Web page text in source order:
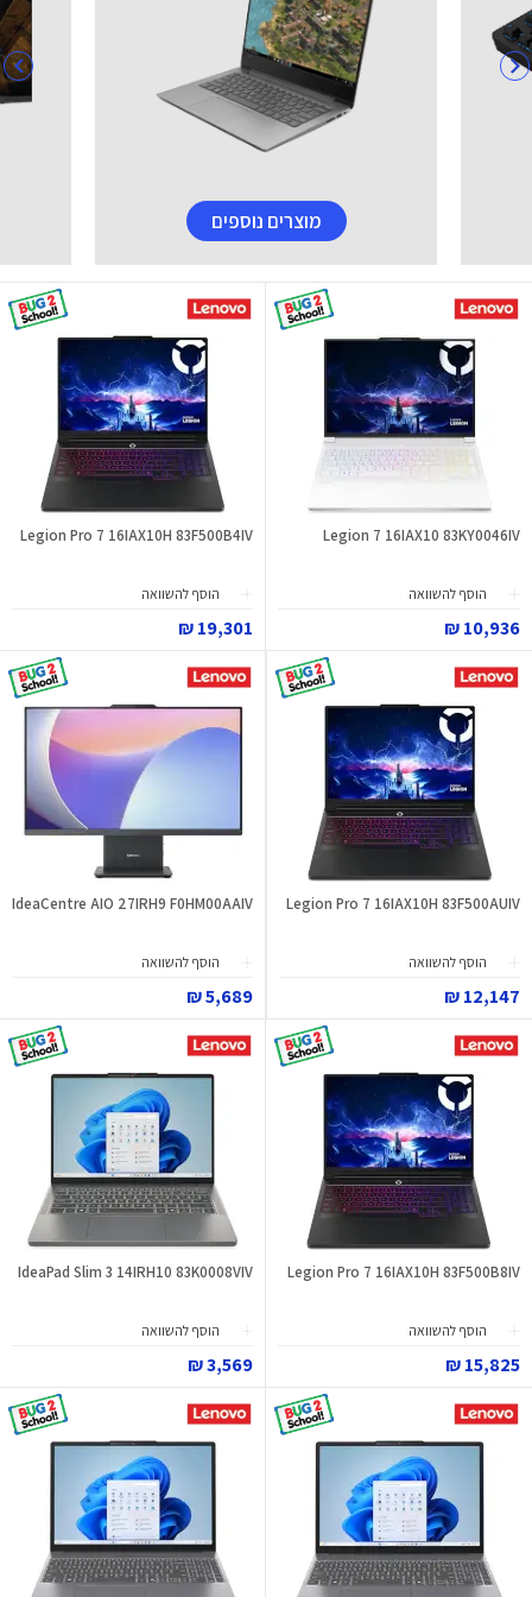
מוצרים נוספים
Legion 7 16IAX10 83KY0046IV
הוסף להשוואה
10,936 ₪
Legion Pro 7 16IAX10H 83F500B4IV
הוסף להשוואה
19,301 ₪
Legion Pro 7 16IAX10H 83F500AUIV
הוסף להשוואה
12,147 ₪
IdeaCentre AIO 27IRH9 F0HM00AAIV
הוסף להשוואה
5,689 ₪
Legion Pro 7 16IAX10H 83F500B8IV
הוסף להשוואה
15,825 ₪
IdeaPad Slim 3 14IRH10 83K0008VIV
הוסף להשוואה
3,569 ₪